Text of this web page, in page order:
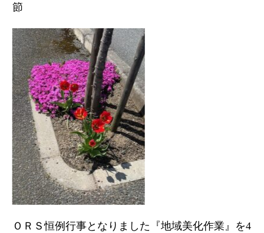
節
ＯＲＳ恒例行事となりました『地域美化作業』を4